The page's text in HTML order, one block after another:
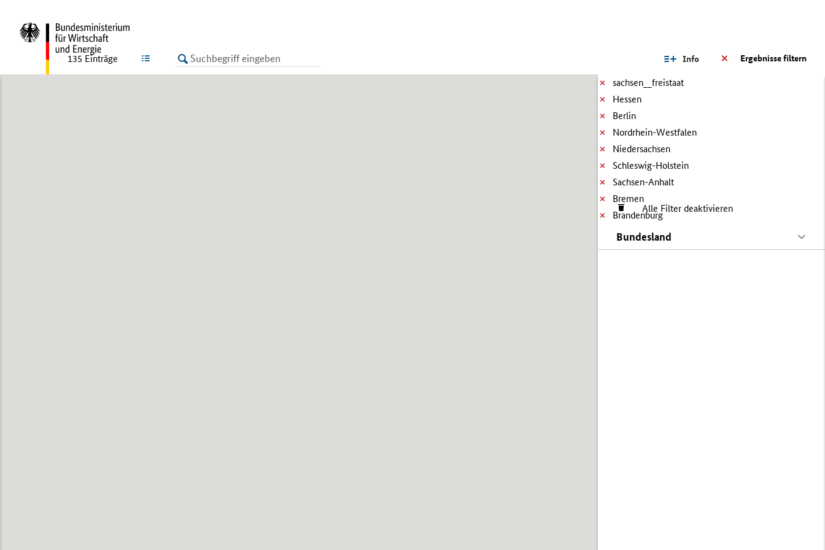
LISTE Ergebnisse filtern
Info
sachsen__freistaat
Hessen
Berlin
Nordrhein-Westfalen
Niedersachsen
Schleswig-Holstein
Sachsen-Anhalt
Bremen
Brandenburg
Alle Filter deaktivieren
Bundesland
135 Einträge